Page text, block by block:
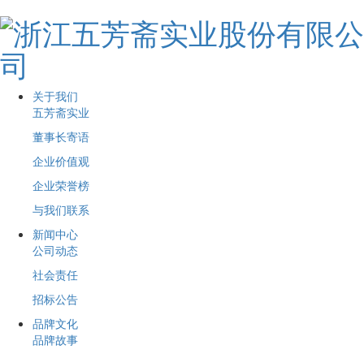
关于我们
五芳斋实业
董事长寄语
企业价值观
企业荣誉榜
与我们联系
新闻中心
公司动态
社会责任
招标公告
品牌文化
品牌故事